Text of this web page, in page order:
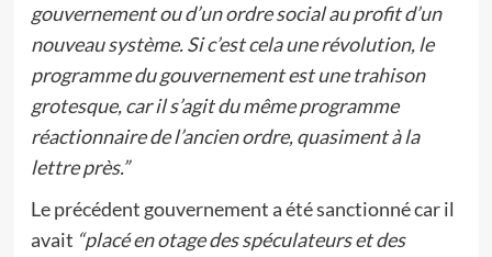
gouvernement ou d’un ordre social au profit d’un
nouveau système. Si c’est cela une révolution, le
programme du gouvernement est une trahison
grotesque, car il s’agit du même programme
réactionnaire de l’ancien ordre, quasiment à la
lettre près.”
Le précédent gouvernement a été sanctionné car il
avait “placé en otage des spéculateurs et des